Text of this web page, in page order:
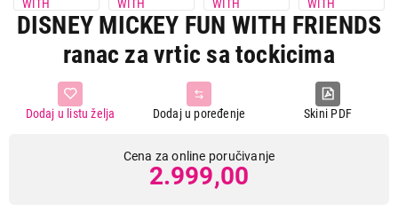
DISNEY MICKEY FUN WITH FRIENDS
ranac za vrtic sa tockicima
Skini PDF
Dodaj u poređenje
Dodaj u listu želja
Cena za online poručivanje
2.999,00